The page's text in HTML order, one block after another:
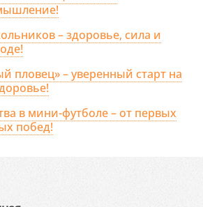
– здоровье, сила и
пловец» – уверенный старт на
в мини-футболе – от первых
побед!